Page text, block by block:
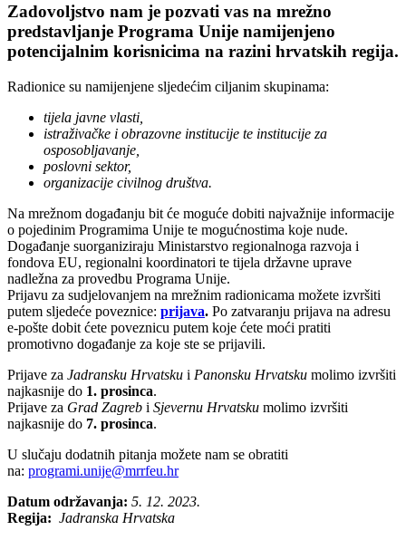
Zadovoljstvo nam je pozvati vas na mrežno
predstavljanje Programa Unije namijenjeno
potencijalnim korisnicima na razini hrvatskih regija.
Radionice su namijenjene sljedećim ciljanim skupinama:
tijela javne vlasti,
istraživačke i obrazovne institucije te institucije za
osposobljavanje,
poslovni sektor,
organizacije civilnog društva.
Na mrežnom događanju bit će moguće dobiti najvažnije informacije
o pojedinim Programima Unije te mogućnostima koje nude.
Događanje suorganiziraju Ministarstvo regionalnoga razvoja i
fondova EU, regionalni koordinatori te tijela državne uprave
nadležna za provedbu Programa Unije.
Prijavu za sudjelovanjem na mrežnim radionicama možete izvršiti
putem sljedeće poveznice: prijava. Po zatvaranju prijava na adresu
e-pošte dobit ćete poveznicu putem koje ćete moći pratiti
promotivno događanje za koje ste se prijavili.
Prijave za Jadransku Hrvatsku i Panonsku Hrvatsku molimo izvršiti
najkasnije do 1. prosinca.
Prijave za Grad Zagreb i Sjevernu Hrvatsku molimo izvršiti
najkasnije do 7. prosinca.
U slučaju dodatnih pitanja možete nam se obratiti
na: programi.unije@mrrfeu.hr
Datum održavanja: 5. 12. 2023.
Regija: Jadranska Hrvatska